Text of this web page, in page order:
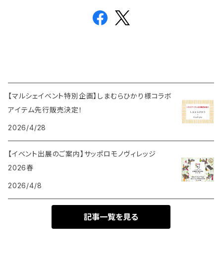
【マルシェイベント特別企画】しまむらひかり様コラボ
アイテム先行販売決定！
2026/4/28
【イベント出展のご案内】サッポロモノヴィレッジ
2026春
2026/4/8
記事一覧を見る